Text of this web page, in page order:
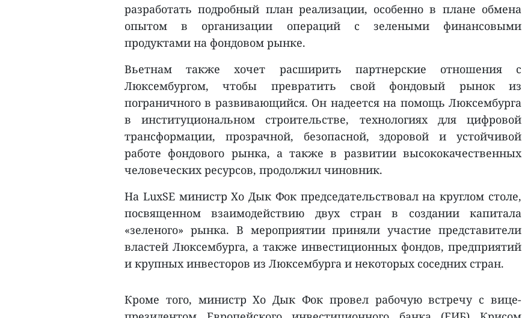
разработать подробный план реализации, особенно в плане обмена
опытом в организации операций с зелеными финансовыми
продуктами на фондовом рынке.
Вьетнам также хочет расширить партнерские отношения с
Люксембургом, чтобы превратить свой фондовый рынок из
пограничного в развивающийся. Он надеется на помощь Люксембурга
в институциональном строительстве, технологиях для цифровой
трансформации, прозрачной, безопасной, здоровой и устойчивой
работе фондового рынка, а также в развитии высококачественных
человеческих ресурсов, продолжил чиновник.
На LuxSE министр Хо Дык Фок председательствовал на круглом столе,
посвященном взаимодействию двух стран в создании капитала
«зеленого» рынка. В мероприятии приняли участие представители
властей Люксембурга, а также инвестиционных фондов, предприятий
и крупных инвесторов из Люксембурга и некоторых соседних стран.
Кроме того, министр Хо Дык Фок провел рабочую встречу с вице-